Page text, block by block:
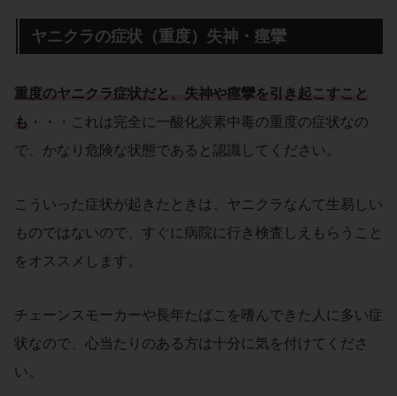
ヤニクラの症状（重度）失神・痙攣
重度のヤニクラ症状だと、失神や痙攣を引き起こすこと
も ・・・これは完全に一酸化炭素中毒の重度の症状なの
で、かなり危険な状態であると認識してください。
こういった症状が起きたときは、ヤニクラなんて生易しい
ものではないので、すぐに病院に行き検査しえもらうこと
をオススメします。
チェーンスモーカーや長年たばこを嗜んできた人に多い症
状なので、心当たりのある方は十分に気を付けてくださ
い。